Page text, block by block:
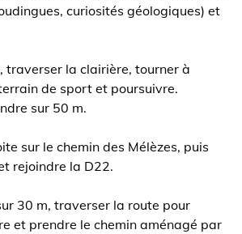
curiosités géologiques) et
traverser la clairière, tourner à
de sport et poursuivre.
sur 50 m.
sur le chemin des Mélèzes, puis
rejoindre la D22.
30 m, traverser la route pour
et prendre le chemin aménagé par